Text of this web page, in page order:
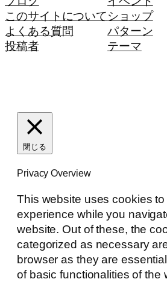
このサイトについて
よくある質問
投稿者
ショップ
パターン
テーマ
閉じる
Privacy Overview
This website uses cookies
experience while you
website. Out of these, the
categorized as necessary
browser as they are
of basic functionalities of the